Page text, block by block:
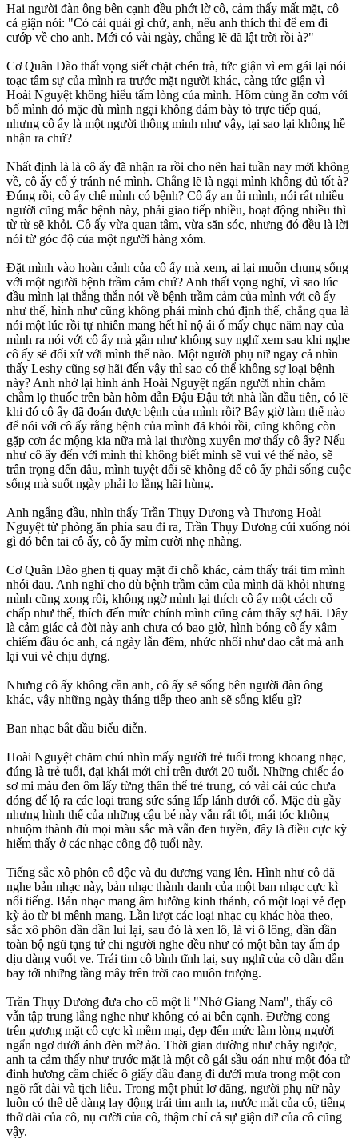
Hai người đàn ông bên cạnh đều phớt lờ cô, cảm thấy mất mặt, cô
cả giận nói: "Có cái quái gì chứ, anh, nếu anh thích thì để em đi
cướp về cho anh. Mới có vài ngày, chẳng lẽ đã lật trời rồi à?"
Cơ Quân Đào thất vọng siết chặt chén trà, tức giận vì em gái lại nói
toạc tâm sự của mình ra trước mặt người khác, càng tức giận vì
Hoài Nguyệt không hiểu tấm lòng của mình. Hôm cùng ăn cơm với
bố mình đó mặc dù mình ngại không dám bày tỏ trực tiếp quá,
nhưng cô ấy là một người thông minh như vậy, tại sao lại không hề
nhận ra chứ?
Nhất định là là cô ấy đã nhận ra rồi cho nên hai tuần nay mới không
về, cô ấy cố ý tránh né mình. Chẳng lẽ là ngại mình không đủ tốt à?
Đúng rồi, cô ấy chê mình có bệnh? Cô ấy an ủi mình, nói rất nhiều
người cũng mắc bệnh này, phải giao tiếp nhiều, hoạt động nhiều thì
từ từ sẽ khỏi. Cô ấy vừa quan tâm, vừa săn sóc, nhưng đó đều là lời
nói từ góc độ của một người hàng xóm.
Đặt mình vào hoàn cảnh của cô ấy mà xem, ai lại muốn chung sống
với một người bệnh trầm cảm chứ? Anh thất vọng nghĩ, vì sao lúc
đầu mình lại thẳng thắn nói về bệnh trầm cảm của mình với cô ấy
như thế, hình như cũng không phải mình chủ định thế, chẳng qua là
nói một lúc rồi tự nhiên mang hết hỉ nộ ái ố mấy chục năm nay của
mình ra nói với cô ấy mà gần như không suy nghĩ xem sau khi nghe
cô ấy sẽ đối xử với mình thế nào. Một người phụ nữ ngay cả nhìn
thấy Leshy cũng sợ hãi đến vậy thì sao có thể không sợ loại bệnh
này? Anh nhớ lại hình ảnh Hoài Nguyệt ngẩn người nhìn chằm
chằm lọ thuốc trên bàn hôm dẫn Đậu Đậu tới nhà lần đầu tiên, có lẽ
khi đó cô ấy đã đoán được bệnh của mình rồi? Bây giờ làm thế nào
để nói với cô ấy rằng bệnh của mình đã khỏi rồi, cũng không còn
gặp cơn ác mộng kia nữa mà lại thường xuyên mơ thấy cô ấy? Nếu
như cô ấy đến với mình thì không biết mình sẽ vui vẻ thế nào, sẽ
trân trọng đến đâu, mình tuyệt đối sẽ không để cô ấy phải sống cuộc
sống mà suốt ngày phải lo lắng hãi hùng.
Anh ngẩng đầu, nhìn thấy Trần Thụy Dương và Thương Hoài
Nguyệt từ phòng ăn phía sau đi ra, Trần Thụy Dương cúi xuống nói
gì đó bên tai cô ấy, cô ấy mỉm cười nhẹ nhàng.
Cơ Quân Đào ghen tị quay mặt đi chỗ khác, cảm thấy trái tim mình
nhói đau. Anh nghĩ cho dù bệnh trầm cảm của mình đã khỏi nhưng
mình cũng xong rồi, không ngờ mình lại thích cô ấy một cách cố
chấp như thế, thích đến mức chính mình cũng cảm thấy sợ hãi. Đây
là cảm giác cả đời này anh chưa có bao giờ, hình bóng cô ấy xâm
chiếm đầu óc anh, cả ngày lẫn đêm, nhức nhối như dao cắt mà anh
lại vui vẻ chịu đựng.
Nhưng cô ấy không cần anh, cô ấy sẽ sống bên người đàn ông
khác, vậy những ngày tháng tiếp theo anh sẽ sống kiểu gì?
Ban nhạc bắt đầu biểu diễn.
Hoài Nguyệt chăm chú nhìn mấy người trẻ tuổi trong khoang nhạc,
đúng là trẻ tuổi, đại khái mới chỉ trên dưới 20 tuổi. Những chiếc áo
sơ mi màu đen ôm lấy từng thân thể trẻ trung, có vài cái cúc chưa
đóng để lộ ra các loại trang sức sáng lấp lánh dưới cổ. Mặc dù gầy
nhưng hình thể của những cậu bé này vẫn rất tốt, mái tóc không
nhuộm thành đủ mọi màu sắc mà vẫn đen tuyền, đây là điều cực kỳ
hiếm thấy ở các nhạc công độ tuổi này.
Tiếng sắc xô phôn cô độc và du dương vang lên. Hình như cô đã
nghe bản nhạc này, bản nhạc thành danh của một ban nhạc cực kì
nổi tiếng. Bản nhạc mang âm hưởng kinh thánh, có một loại vẻ đẹp
kỳ ảo từ bi mênh mang. Lần lượt các loại nhạc cụ khác hòa theo,
sắc xô phôn dần dần lui lại, sau đó là xen lô, là vi ô lông, dần dần
toàn bộ ngũ tạng tứ chi người nghe đều như có một bàn tay ấm áp
dịu dàng vuốt ve. Trái tim cô bình tĩnh lại, suy nghĩ của cô dần dần
bay tới những tầng mây trên trời cao muôn trượng.
Trần Thụy Dương đưa cho cô một li "Nhớ Giang Nam", thấy cô
vẫn tập trung lắng nghe như không có ai bên cạnh. Đường cong
trên gương mặt cô cực kì mềm mại, đẹp đến mức làm lòng người
ngẩn ngơ dưới ánh đèn mờ ảo. Thời gian dường như chảy ngược,
anh ta cảm thấy như trước mặt là một cô gái sầu oán như một đóa tử
đinh hương cầm chiếc ô giấy dầu đang đi dưới mưa trong một con
ngõ rất dài và tịch liêu. Trong một phút lơ đãng, người phụ nữ này
luôn có thể dễ dàng lay động trái tim anh ta, nước mắt của cô, tiếng
thở dài của cô, nụ cười của cô, thậm chí cả sự giận dữ của cô cũng
vậy.